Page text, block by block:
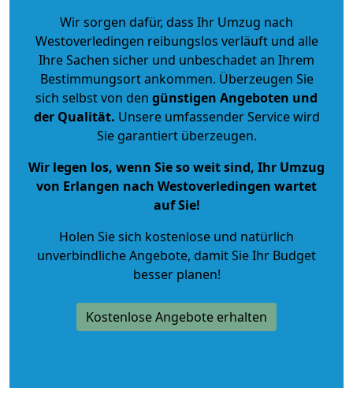
Wir sorgen dafür, dass Ihr Umzug nach
Westoverledingen reibungslos verläuft und alle
Ihre Sachen sicher und unbeschadet an Ihrem
Bestimmungsort ankommen. Überzeugen Sie
sich selbst von den günstigen Angeboten und
der Qualität. Unsere umfassender Service wird
Sie garantiert überzeugen.
Wir legen los, wenn Sie so weit sind, Ihr Umzug
von Erlangen nach Westoverledingen wartet
auf Sie!
Holen Sie sich kostenlose und natürlich
unverbindliche Angebote, damit Sie Ihr Budget
besser planen!
Kostenlose Angebote erhalten